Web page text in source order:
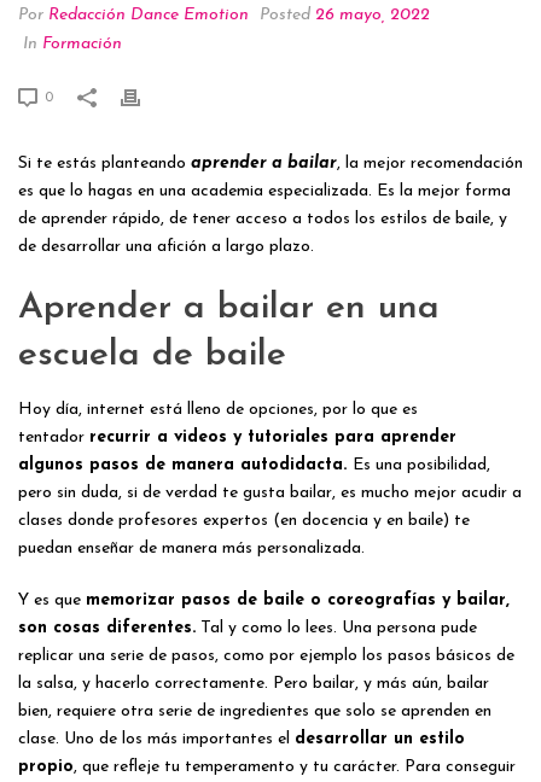
Por Redacción Dance Emotion Posted 26 mayo, 2022
In Formación
0
Si te estás planteando aprender a bailar, la mejor recomendación
es que lo hagas en una academia especializada. Es la mejor forma
de aprender rápido, de tener acceso a todos los estilos de baile, y
de desarrollar una afición a largo plazo.
Aprender a bailar en una
escuela de baile
Hoy día, internet está lleno de opciones, por lo que es
tentador recurrir a videos y tutoriales para aprender
algunos pasos de manera autodidacta. Es una posibilidad,
pero sin duda, si de verdad te gusta bailar, es mucho mejor acudir a
clases donde profesores expertos (en docencia y en baile) te
puedan enseñar de manera más personalizada.
Y es que memorizar pasos de baile o coreografías y bailar,
son cosas diferentes. Tal y como lo lees. Una persona pude
replicar una serie de pasos, como por ejemplo los pasos básicos de
la salsa, y hacerlo correctamente. Pero bailar, y más aún, bailar
bien, requiere otra serie de ingredientes que solo se aprenden en
clase. Uno de los más importantes el desarrollar un estilo
propio, que refleje tu temperamento y tu carácter. Para conseguir